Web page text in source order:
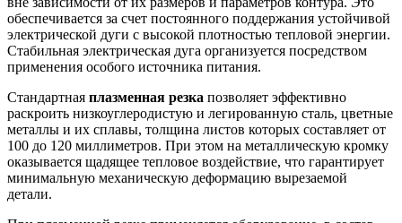
обеспечивается за счет постоянного поддержания устойчивой
электрической дуги с высокой плотностью тепловой энергии.
Стабильная электрическая дуга организуется посредством
применения особого источника питания.
Стандартная плазменная резка позволяет эффективно
раскроить низкоуглеродистую и легированную сталь, цветные
металлы и их сплавы, толщина листов которых составляет от
100 до 120 миллиметров. При этом на металлическую кромку
оказывается щадящее тепловое воздействие, что гарантирует
минимальную механическую деформацию вырезаемой
детали.